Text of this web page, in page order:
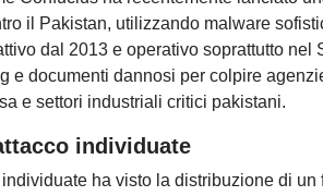
il Pakistan, utilizzando malware
dal 2013 e operativo soprattutto nel
e documenti dannosi per colpire
e settori industriali critici pakistani.
individuate
ha visto la distribuzione di